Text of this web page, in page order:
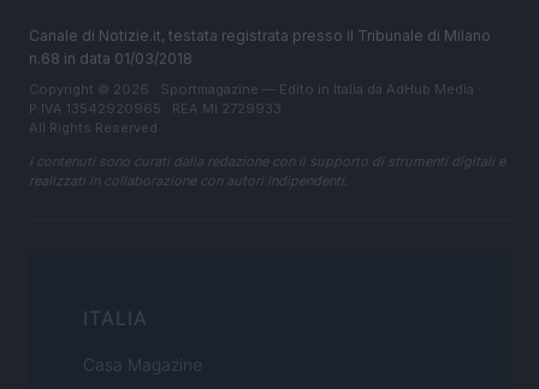
Canale di Notizie.it, testata registrata presso il Tribunale di Milano
n.68 in data 01/03/2018
Copyright © 2026 · Sportmagazine — Edito in Italia da AdHub Media
P.IVA 13542920965 · REA MI 2729933
All Rights Reserved
I contenuti sono curati dalla redazione con il supporto di strumenti digitali e
realizzati in collaborazione con autori indipendenti.
ITALIA
Casa Magazine